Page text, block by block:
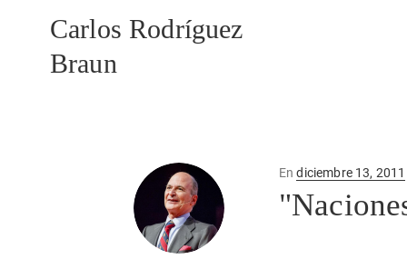
Carlos Rodríguez
Braun
EnPublicado
en
diciembre 13, 2011